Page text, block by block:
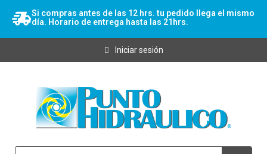
Si compras antes de las 12 hrs. tu pedido llega el mismo
día. Horario de entrega hasta las 21hrs.
Iniciar sesión